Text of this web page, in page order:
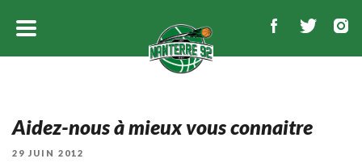
Aidez-nous à mieux vous connaitre
PUBLIÉ
29 JUIN 2012